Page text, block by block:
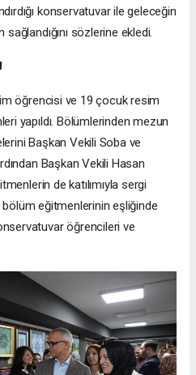
konservatuvar ile geleceğin
sözlerine ekledi.
öğrencisi ve 19 çocuk resim
yapıldı. Bölümlerinden mezun
Başkan Vekili Soba ve
Başkan Vekili Hasan
de katılımıyla sergi
bölüm eğitmenlerinin eşliğinde
öğrencileri ve